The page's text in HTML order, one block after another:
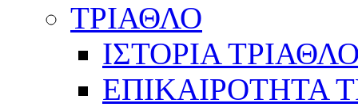
ΤΡΙΑΘΛΟ
ΙΣΤΟΡΙΑ
ΕΠΙΚΑΙΡΟΤΗΤΑ